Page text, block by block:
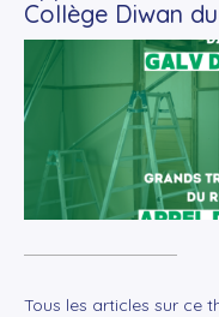
Collège Diwan
Tous les articles sur ce